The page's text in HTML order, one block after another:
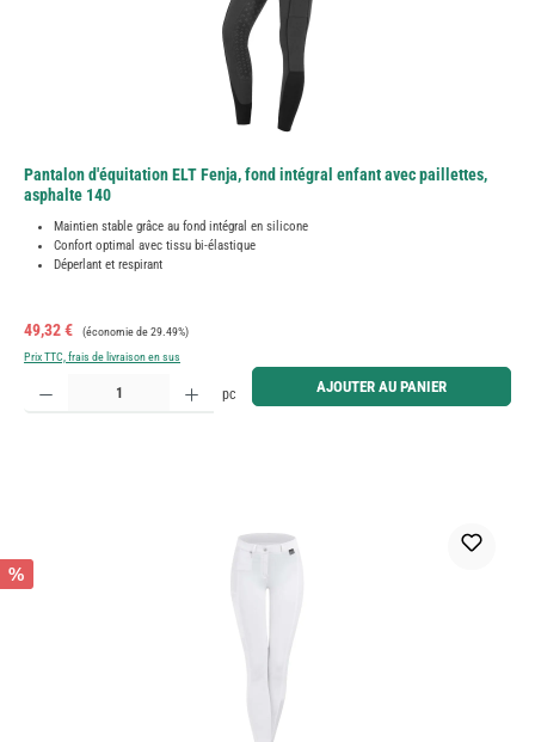
Pantalon d'équitation ELT Fenja, fond intégral enfant avec paillettes,
asphalte 140
Maintien stable grâce au fond intégral en silicone
Confort optimal avec tissu bi-élastique
Déperlant et respirant
Prix de vente :
49,32 € Prix régulier :
(économie de 29.49%)
Prix TTC, frais de livraison en sus
Quantité de produit : Entrez la quantité souhaitée ou utilisez les boutons pour augmenter ou
pc AJOUTER AU PANIER
%